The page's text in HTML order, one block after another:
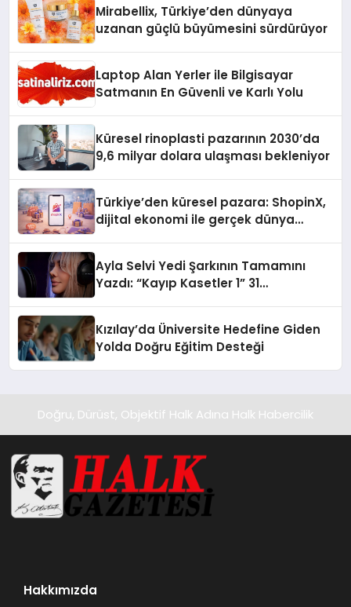
Mirabellix, Türkiye’den dünyaya
uzanan güçlü büyümesini sürdürüyor
Laptop Alan Yerler ile Bilgisayar
Satmanın En Güvenli ve Karlı Yolu
Küresel rinoplasti pazarının 2030’da
9,6 milyar dolara ulaşması bekleniyor
Türkiye’den küresel pazara: ShopinX,
dijital ekonomi ile gerçek dünya
Ayla Selvi Yedi Şarkının Tamamını
Yazdı: “Kayıp Kasetler 1” 31
Kızılay’da Üniversite Hedefine Giden
Yolda Doğru Eğitim Desteği
Doğru, Dürüst, Objektif Halk Adına Halk Habercilik
Hakkımızda